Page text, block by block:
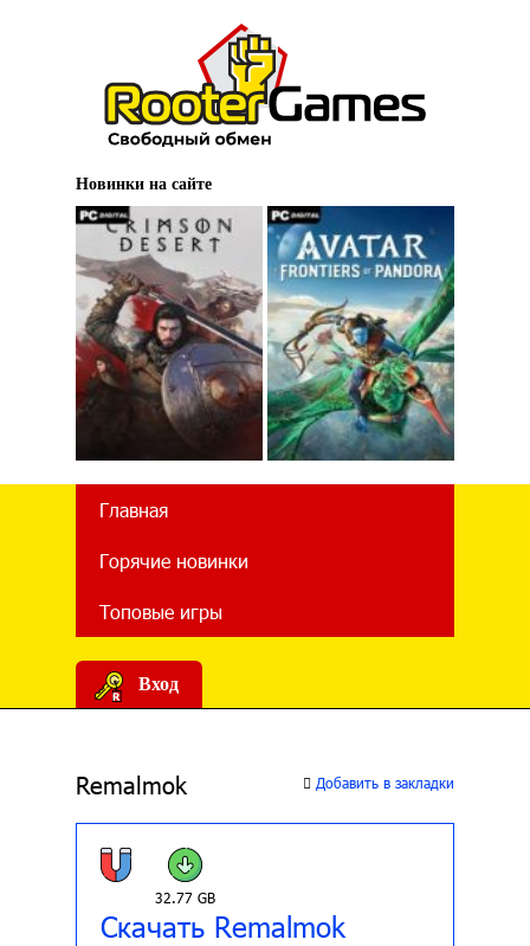
Новинки на сайте
Главная
Горячие новинки
Топовые игры
Вход
Remalmok Добавить в закладки
32.77 GB
Скачать Remalmok